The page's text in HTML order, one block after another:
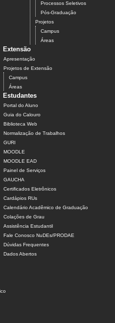
Processos Seletivos
Pós-Graduação
Projetos
Campus
Áreas
Extensão
Apresentação
Projetos de Extensão
Campus
Áreas
Estudantes
Portal do Aluno
Guia do Calouro
Biblioteca Web
Normalização de Trabalhos
GURI
MOODLE
MOODLE EAD
Painel de Serviços
GAUCHA
Certificados Eletrônicos
Cardápios RUs
Calendário Acadêmico de Graduação
Colações de Grau
Assistência Estudantil
Fale Conosco NuDEs/PRODAE
Dúvidas Frequentes
Dados Abertos